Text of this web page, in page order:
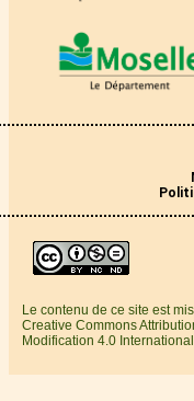
Le contenu de ce site est
Creative Commons
Modification 4.0 International.